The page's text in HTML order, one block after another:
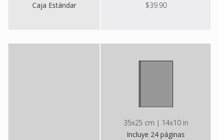
Caja Estándar $39.90
35x25 cm | 14x10 in
Incluye 24 páginas